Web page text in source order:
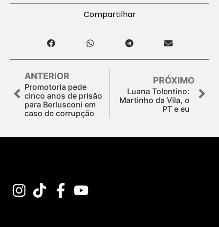
Compartilhar
ANTERIOR
Promotoria pede
cinco anos de prisão
para Berlusconi em
caso de corrupção
PRÓXIMO
Luana Tolentino:
Martinho da Vila, o
PT e eu